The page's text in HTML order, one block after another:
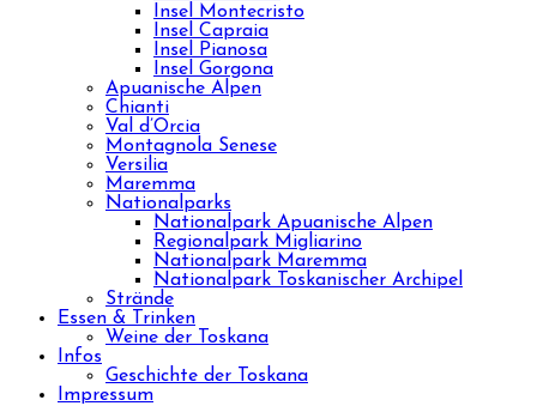
Insel Montecristo
Insel Capraia
Insel Pianosa
Insel Gorgona
Apuanische Alpen
Chianti
Val d’Orcia
Montagnola Senese
Versilia
Maremma
Nationalparks
Nationalpark Apuanische Alpen
Regionalpark Migliarino
Nationalpark Maremma
Nationalpark Toskanischer Archipel
Strände
Essen & Trinken
Weine der Toskana
Infos
Geschichte der Toskana
Impressum